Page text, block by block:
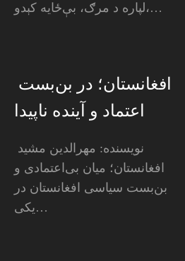
لپاره د مرګ، بې‌ځایه کېدو،…
اعتماد و آینده ناپیدا
افغانستان؛ میان بی‌اعتمادی و
بن‌بست سیاسی افغانستان در
یکی…